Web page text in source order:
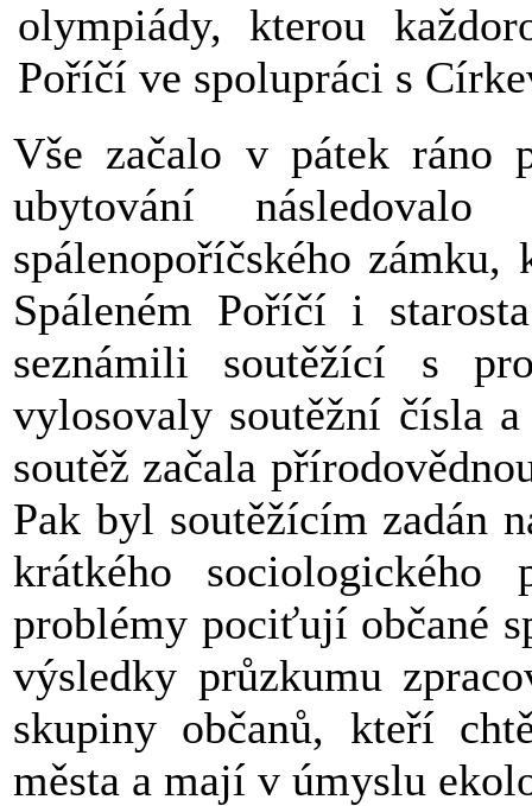
olympiády, kterou
Poříčí ve spolupráci s
Vše začalo v pátek ráno
ubytování
spálenopoříčského
Spáleném Poříčí i
seznámili soutěžící s
vylosovaly soutěžní čísla
soutěž začala
Pak byl soutěžícím zadán
krátkého
problémy pociťují občané
výsledky průzkumu
skupiny občanů, kteří
města a mají v úmyslu